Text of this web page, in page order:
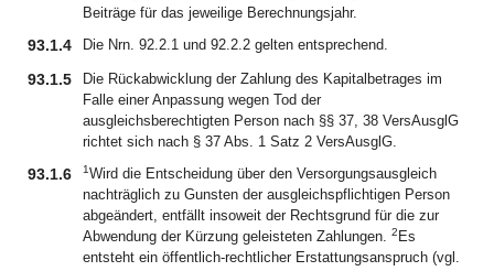
Beiträge für das jeweilige Berechnungsjahr.
93.1.4 Die Nrn. 92.2.1 und 92.2.2 gelten entsprechend.
93.1.5
Die Rückabwicklung der Zahlung des Kapitalbetrages im
Falle einer Anpassung wegen Tod der
ausgleichsberechtigten Person nach §§ 37, 38 VersAusglG
richtet sich nach § 37 Abs. 1 Satz 2 VersAusglG.
93.1.6 1Wird die Entscheidung über den Versorgungsausgleich
nachträglich zu Gunsten der ausgleichspflichtigen Person
abgeändert, entfällt insoweit der Rechtsgrund für die zur
Abwendung der Kürzung geleisteten Zahlungen. 2 Es
entsteht ein öffentlich-rechtlicher Erstattungsanspruch (vgl.